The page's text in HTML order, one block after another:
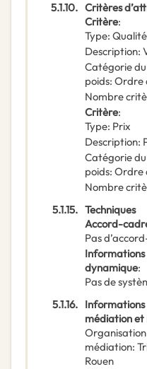
5.1.10. Critères
Critère:
Type: Qualité
Description:
Catégorie
poids: Ordre
Nombre
Critère:
Type: Prix
Description:
Catégorie
poids: Ordre
Nombre
5.1.15. Techniques
Accord-
Pas
Informations
dynamique:
Pas de
5.1.16.
médiation et
médiation:
Rouen